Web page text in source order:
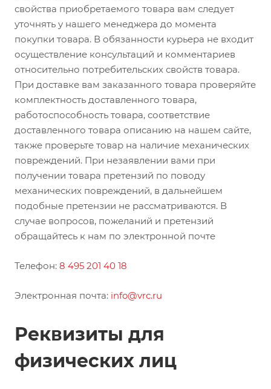
свойства приобретаемого товара вам следует
уточнять у нашего менеджера до момента
покупки товара. В обязанности курьера не входит
осуществление консультаций и комментариев
относительно потребительских свойств товара.
При доставке вам заказанного товара проверяйте
комплектность доставленного товара,
работоспособность товара, соответствие
доставленного товара описанию на нашем сайте,
также проверьте товар на наличие механических
повреждений. При незаявлении вами при
получении товара претензий по поводу
механических повреждений, в дальнейшем
подобные претензии не рассматриваются. В
случае вопросов, пожеланий и претензий
обращайтесь к нам по электронной почте
Телефон: 8 495 201 40 18
Электронная почта: info@vrc.ru
Реквизиты для
физических лиц